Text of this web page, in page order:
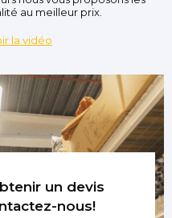
au meilleur prix.
la vidéo
un devis
nous!